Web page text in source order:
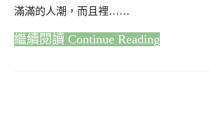
滿滿的人潮，而且裡……
Continue Reading